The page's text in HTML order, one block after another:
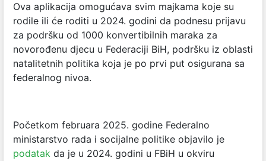
Ova aplikacija omogućava svim majkama koje su
rodile ili će roditi u 2024. godini da podnesu prijavu
za podršku od 1000 konvertibilnih maraka za
novorođenu djecu u Federaciji BiH, podršku iz oblasti
natalitetnih politika koja je po prvi put osigurana sa
federalnog nivoa.
Početkom februara 2025. godine Federalno
ministarstvo rada i socijalne politike objavilo je
podatak da je u 2024. godini u FBiH u okviru